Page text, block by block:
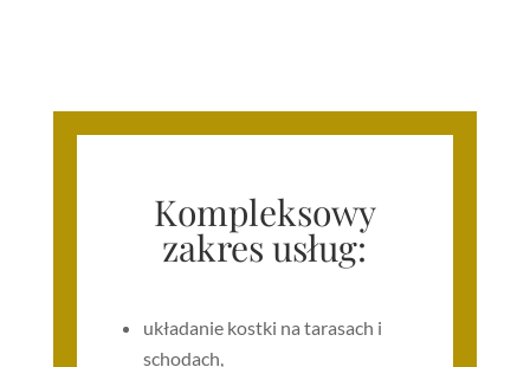
Kompleksowy
zakres usług:
układanie kostki na tarasach i
schodach,